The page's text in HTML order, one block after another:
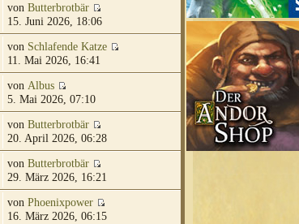
von Butterbrotbär
15. Juni 2026, 18:06
von Schlafende Katze
11. Mai 2026, 16:41
von Albus
5. Mai 2026, 07:10
von Butterbrotbär
20. April 2026, 06:28
von Butterbrotbär
29. März 2026, 16:21
von Phoenixpower
16. März 2026, 06:15